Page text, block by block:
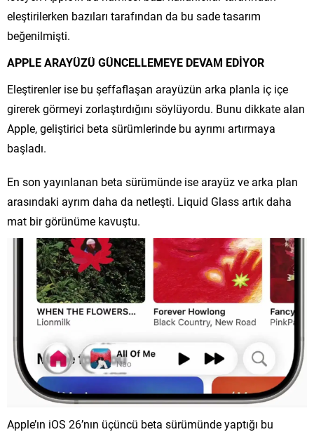
eleştirilerken bazıları tarafından da bu sade tasarım
beğenilmişti.
APPLE ARAYÜZÜ GÜNCELLEMEYE DEVAM EDİYOR
Eleştirenler ise bu şeffaflaşan arayüzün arka planla iç içe
girerek görmeyi zorlaştırdığını söylüyordu. Bunu dikkate alan
Apple, geliştirici beta sürümlerinde bu ayrımı artırmaya
başladı.
En son yayınlanan beta sürümünde ise arayüz ve arka plan
arasındaki ayrım daha da netleşti. Liquid Glass artık daha
mat bir görünüme kavuştu.
Apple’ın iOS 26’nın üçüncü beta sürümünde yaptığı bu